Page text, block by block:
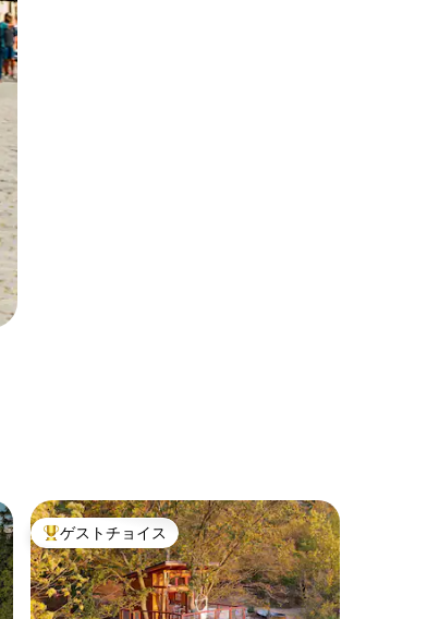
大好評のゲストチョイスです。
ゲストチョイス